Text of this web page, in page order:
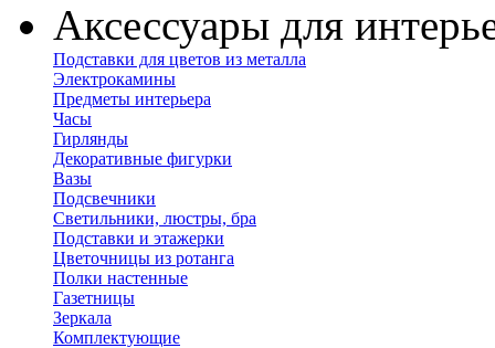
Аксессуары для
Подставки для цветов из металла
Электрокамины
Предметы интерьера
Часы
Гирлянды
Декоративные фигурки
Вазы
Подсвечники
Светильники, люстры, бра
Подставки и этажерки
Цветочницы из ротанга
Полки настенные
Газетницы
Зеркала
Комплектующие